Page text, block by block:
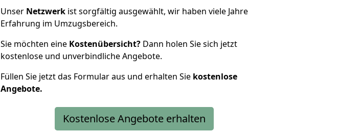
Unser Netzwerk ist sorgfältig ausgewählt, wir haben viele Jahre
Erfahrung im Umzugsbereich.
Sie möchten eine Kostenübersicht? Dann holen Sie sich jetzt
kostenlose und unverbindliche Angebote.
Füllen Sie jetzt das Formular aus und erhalten Sie kostenlose
Angebote.
Kostenlose Angebote erhalten